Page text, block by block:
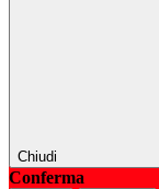
Chiudi
Conferma